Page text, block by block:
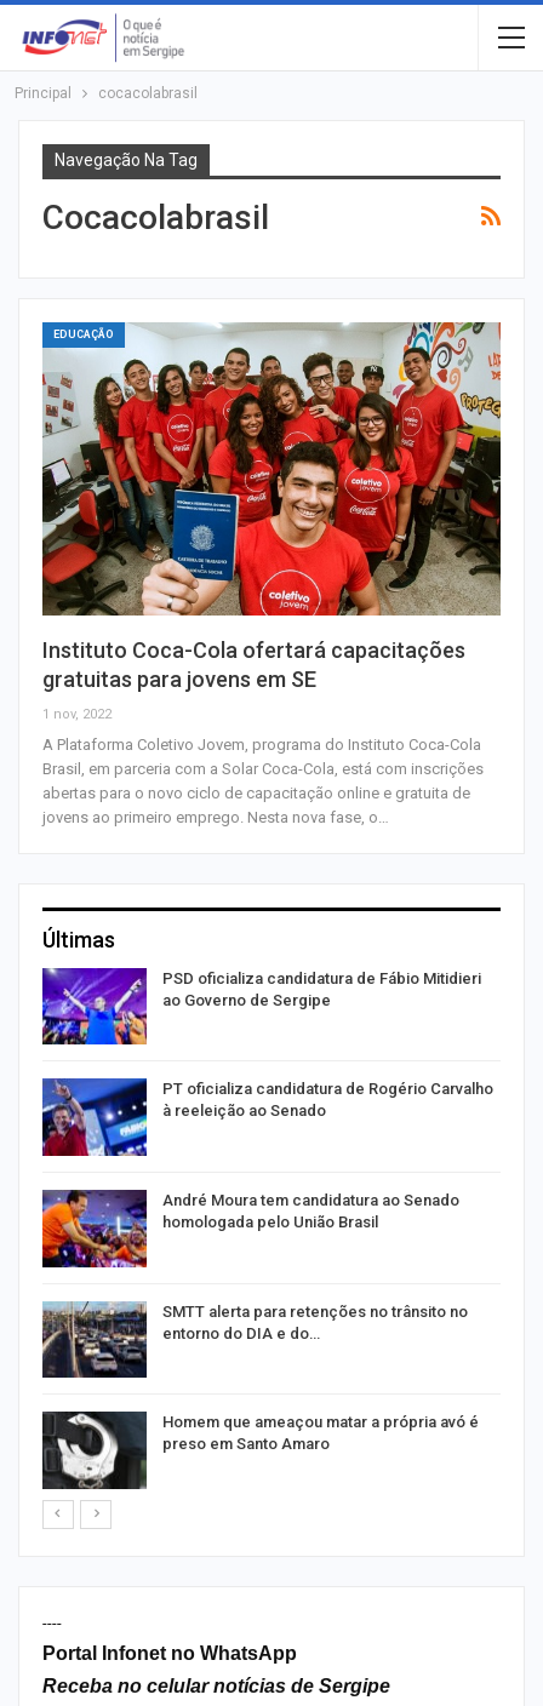
Principal cocacolabrasil
Navegação Na Tag
Cocacolabrasil
EDUCAÇÃO
Instituto Coca-Cola ofertará capacitações
gratuitas para jovens em SE
1 nov, 2022
A Plataforma Coletivo Jovem, programa do Instituto Coca-Cola
Brasil, em parceria com a Solar Coca-Cola, está com inscrições
abertas para o novo ciclo de capacitação online e gratuita de
jovens ao primeiro emprego. Nesta nova fase, o…
Últimas
PSD oficializa candidatura de Fábio Mitidieri
ao Governo de Sergipe
PT oficializa candidatura de Rogério Carvalho
à reeleição ao Senado
André Moura tem candidatura ao Senado
homologada pelo União Brasil
SMTT alerta para retenções no trânsito no
entorno do DIA e do…
Homem que ameaçou matar a própria avó é
preso em Santo Amaro
----
Portal Infonet no WhatsApp
Receba no celular notícias de Sergipe